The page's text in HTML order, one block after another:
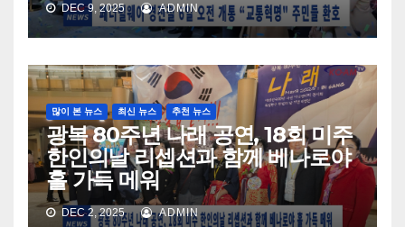
DEC 9, 2025 ADMIN
많이 본 뉴스 최신 뉴스 추천 뉴스
광복 80주년 나래 공연, 18회 미주
한인의날 리셉션과 함께 베나로야
홀 가득 메워
DEC 2, 2025 ADMIN